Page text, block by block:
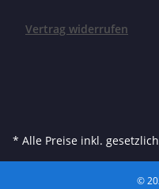
Vertrag widerrufen
* Alle Preise inkl.
©